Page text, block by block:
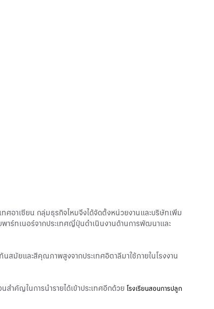
ศอาเซียน กลุ่มธุรกิจไหมจึงได้จัดตั้งหน่วยงานและบริษัทเพิ่ม
าร์ทเนอร์จากประเทศญี่ปุ่นดำเนินงานด้านการพัฒนาและ
มัยและสีคุณภาพสูงจากประเทศอิตาลีมาใช้ภายในโรงงาน
คัญในการนำรายได้เข้าประเทศอีกด้วย โรงเรียนสอนการปลูก